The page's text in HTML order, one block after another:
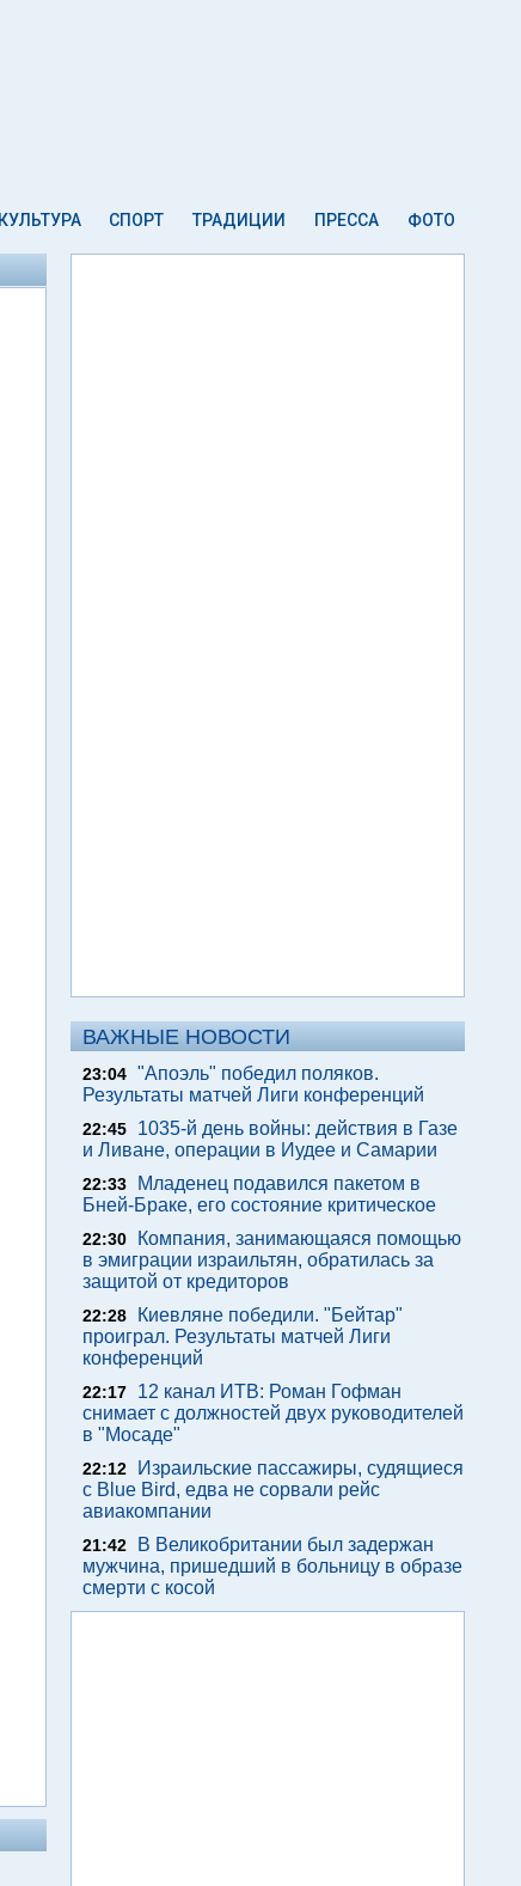
КУЛЬТУРА СПОРТ ТРАДИЦИИ ПРЕССА ФОТО
ВАЖНЫЕ НОВОСТИ
23:04 "Апоэль" победил поляков.
Результаты матчей Лиги конференций
22:45
1035-й день войны: действия в Газе
и Ливане, операции в Иудее и Самарии
22:33
Младенец подавился пакетом в
Бней-Браке, его состояние критическое
22:30
Компания, занимающаяся помощью
в эмиграции израильтян, обратилась за
защитой от кредиторов
22:28
Киевляне победили. "Бейтар"
проиграл. Результаты матчей Лиги
конференций
22:17
12 канал ИТВ: Роман Гофман
снимает с должностей двух руководителей
в "Мосаде"
22:12
Израильские пассажиры, судящиеся
с Blue Bird, едва не сорвали рейс
авиакомпании
21:42
В Великобритании был задержан
мужчина, пришедший в больницу в образе
смерти с косой